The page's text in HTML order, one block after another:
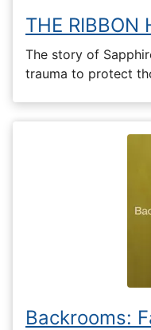
THE RIBBON
The story of
trauma to protect
Backrooms: